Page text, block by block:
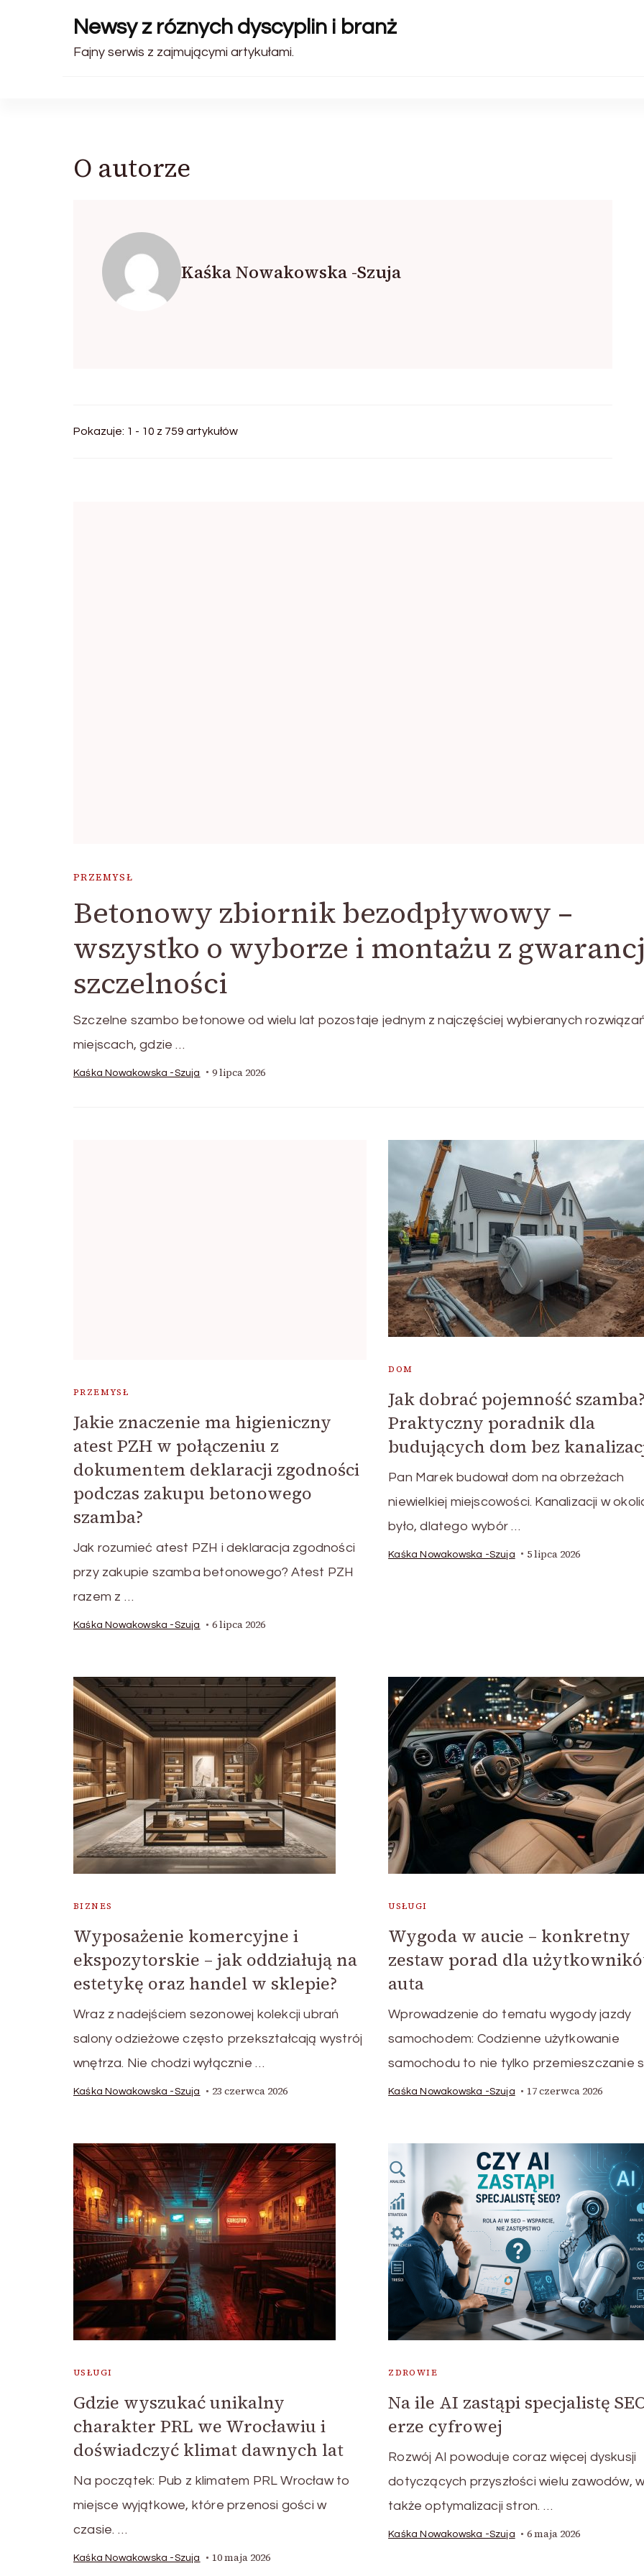
Newsy z róznych dyscyplin i branż
Fajny serwis z zajmującymi artykułami.
O autorze
Kaśka Nowakowska -Szuja
Pokazuje: 1 - 10 z 759 artykułów
PRZEMYSŁ
Betonowy zbiornik bezodpływowy –
wszystko o wyborze i montażu z
szczelności
Szczelne szambo betonowe od wielu lat pozostaje jednym z najczęściej wybieranych
miejscach, gdzie …
Kaśka Nowakowska -Szuja 9 lipca 2026
PRZEMYSŁ
Jakie znaczenie ma higieniczny
atest PZH w połączeniu z
dokumentem deklaracji zgodności
podczas zakupu betonowego
szamba?
Jak rozumieć atest PZH i deklaracja zgodności
przy zakupie szamba betonowego? Atest PZH
razem z …
Kaśka Nowakowska -Szuja 6 lipca 2026
DOM
Jak dobrać pojemność
Praktyczny poradnik dla
budujących dom bez
Pan Marek budował dom na obrzeżach
niewielkiej miejscowości. Kanalizacji w
było, dlatego wybór …
Kaśka Nowakowska -Szuja 5 lipca 2026
BIZNES
Wyposażenie komercyjne i
ekspozytorskie – jak oddziałują na
estetykę oraz handel w sklepie?
Wraz z nadejściem sezonowej kolekcji ubrań
salony odzieżowe często przekształcają wystrój
wnętrza. Nie chodzi wyłącznie …
Kaśka Nowakowska -Szuja 23 czerwca 2026
USŁUGI
Wygoda w aucie – konkretny
zestaw porad dla
auta
Wprowadzenie do tematu wygody jazdy
samochodem: Codzienne użytkowanie
samochodu to nie tylko przemieszczanie
Kaśka Nowakowska -Szuja 17 czerwca 2026
USŁUGI
Gdzie wyszukać unikalny
charakter PRL we Wrocławiu i
doświadczyć klimat dawnych lat
Na początek: Pub z klimatem PRL Wrocław to
miejsce wyjątkowe, które przenosi gości w
czasie. …
Kaśka Nowakowska -Szuja 10 maja 2026
ZDROWIE
Na ile AI zastąpi specjalistę
erze cyfrowej
Rozwój AI powoduje coraz więcej dyskusji
dotyczących przyszłości wielu zawodów,
także optymalizacji stron. …
Kaśka Nowakowska -Szuja 6 maja 2026